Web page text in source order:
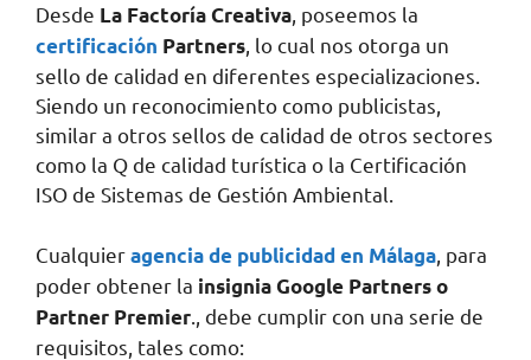
Desde La Factoría Creativa , poseemos la
certificación Partners , lo cual nos otorga un
sello de calidad en diferentes especializaciones.
Siendo un reconocimiento como publicistas,
similar a otros sellos de calidad de otros sectores
como la Q de calidad turística o la Certificación
ISO de Sistemas de Gestión Ambiental.
Cualquieragencia de publicidad en Málaga , para
poder obtener la insignia Google Partners o
Partner Premier ., debe cumplir con una serie de
requisitos, tales como: